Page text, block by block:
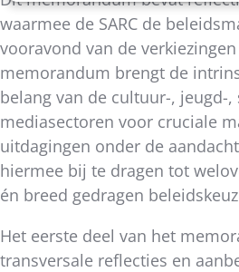
waarmee de SARC de
vooravond van de
memorandum brengt de
belang van de cultuur-, jeugd-,
mediasectoren voor cruciale
uitdagingen onder de
hiermee bij te dragen tot
én breed gedragen
Het eerste deel van het
transversale reflecties en